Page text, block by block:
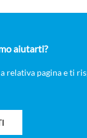
aiutarti?
relativa pagina e ti